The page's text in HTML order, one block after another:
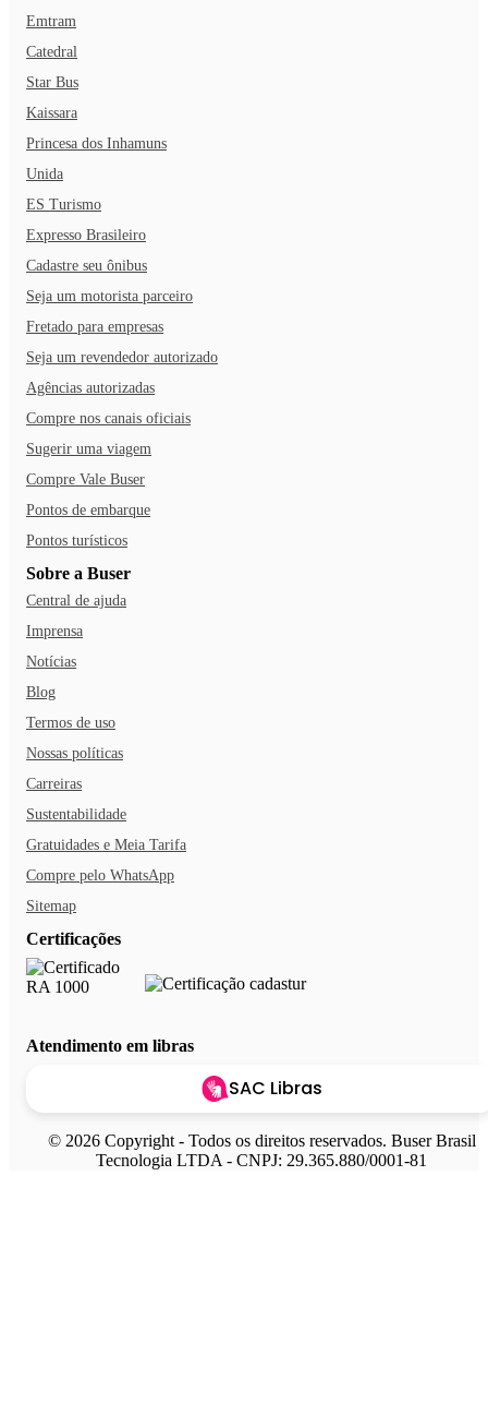
Emtram
Catedral
Star Bus
Kaissara
Princesa dos Inhamuns
Unida
ES Turismo
Expresso Brasileiro
Cadastre seu ônibus
Seja um motorista parceiro
Fretado para empresas
Seja um revendedor autorizado
Agências autorizadas
Compre nos canais oficiais
Sugerir uma viagem
Compre Vale Buser
Pontos de embarque
Pontos turísticos
Sobre a Buser
Central de ajuda
Imprensa
Notícias
Blog
Termos de uso
Nossas políticas
Carreiras
Sustentabilidade
Gratuidades e Meia Tarifa
Compre pelo WhatsApp
Sitemap
Certificações
Atendimento em libras
SAC Libras
© 2026 Copyright - Todos os direitos reservados. Buser Brasil
Tecnologia LTDA - CNPJ: 29.365.880/0001-81